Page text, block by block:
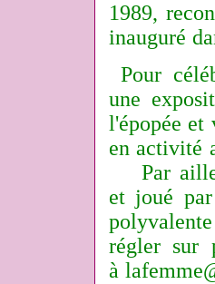
1989,
inauguré
Pour
une
l'épopée et
en activité
Par
et joué
régler sur
à